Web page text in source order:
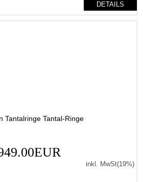
DETAILS
Tantalringe Tantal-Ringe
inkl. MwSt(19%)